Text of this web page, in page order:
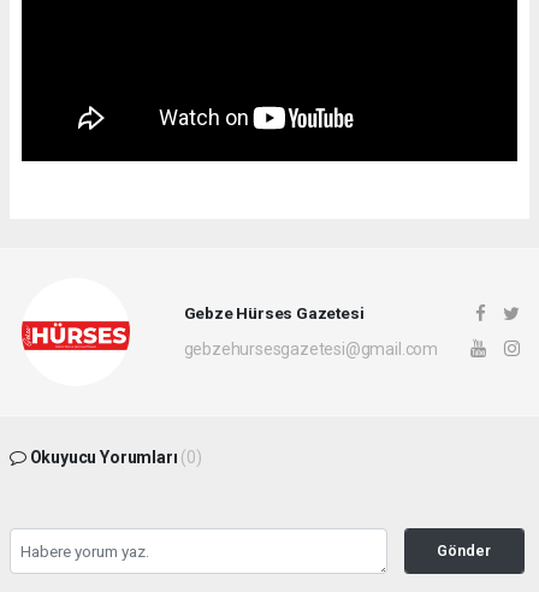
Gebze Hürses Gazetesi
gebzehursesgazetesi@gmail.com
Okuyucu Yorumları (0)
Gönder